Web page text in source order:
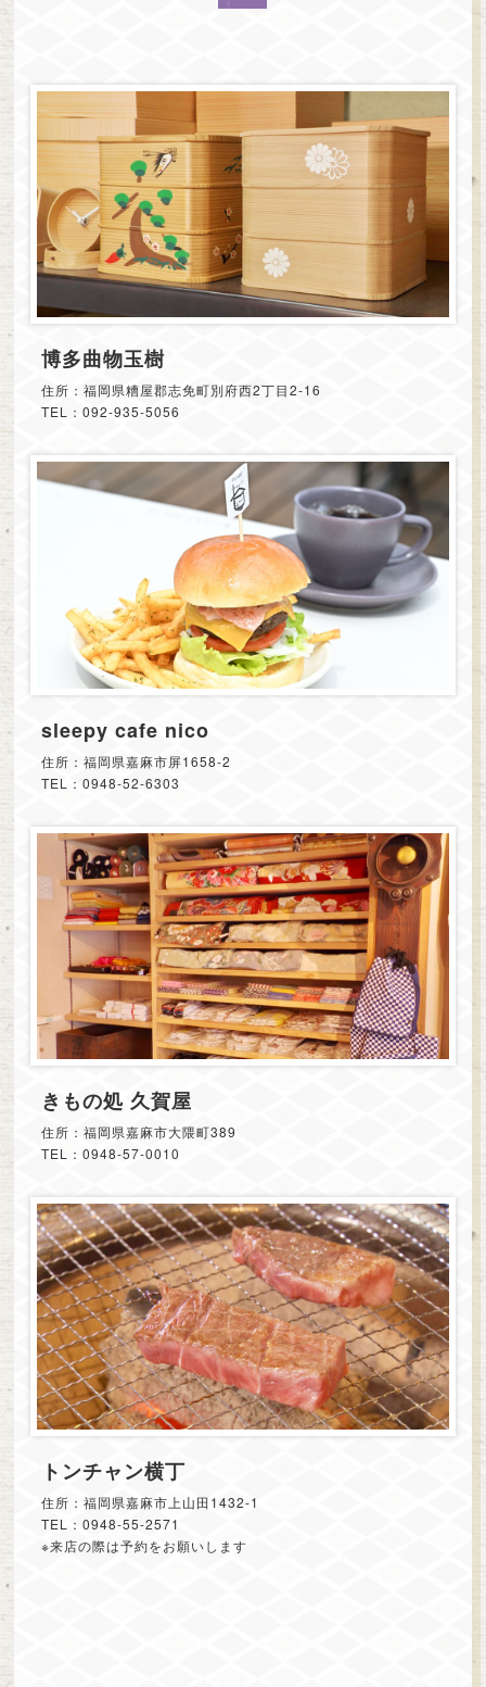
博多曲物玉樹
住所：福岡県糟屋郡志免町別府西2丁目2-16
TEL：092-935-5056
sleepy cafe nico
住所：福岡県嘉麻市屏1658-2
TEL：0948-52-6303
きもの処 久賀屋
住所：福岡県嘉麻市大隈町389
TEL：0948-57-0010
トンチャン横丁
住所：福岡県嘉麻市上山田1432-1
TEL：0948-55-2571
※来店の際は予約をお願いします